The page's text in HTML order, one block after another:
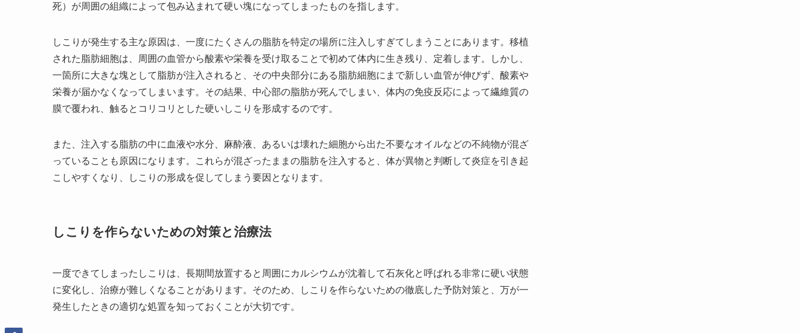
死）が周囲の組織によって包み込まれて硬い塊になってしまったものを指します。
しこりが発生する主な原因は、一度にたくさんの脂肪を特定の場所に注入しすぎてしまうことにあります。移植
された脂肪細胞は、周囲の血管から酸素や栄養を受け取ることで初めて体内に生き残り、定着します。しかし、
一箇所に大きな塊として脂肪が注入されると、その中央部分にある脂肪細胞にまで新しい血管が伸びず、酸素や
栄養が届かなくなってしまいます。その結果、中心部の脂肪が死んでしまい、体内の免疫反応によって繊維質の
膜で覆われ、触るとコリコリとした硬いしこりを形成するのです。
また、注入する脂肪の中に血液や水分、麻酔液、あるいは壊れた細胞から出た不要なオイルなどの不純物が混ざ
っていることも原因になります。これらが混ざったままの脂肪を注入すると、体が異物と判断して炎症を引き起
こしやすくなり、しこりの形成を促してしまう要因となります。
しこりを作らないための対策と治療法
一度できてしまったしこりは、長期間放置すると周囲にカルシウムが沈着して石灰化と呼ばれる非常に硬い状態
に変化し、治療が難しくなることがあります。そのため、しこりを作らないための徹底した予防対策と、万が一
発生したときの適切な処置を知っておくことが大切です。